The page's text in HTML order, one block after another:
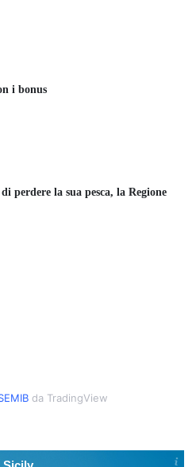
i bonus
perdere la sua pesca, la Regione
da TradingView